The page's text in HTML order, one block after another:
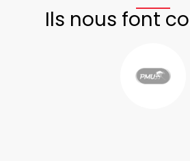
Ils nous font